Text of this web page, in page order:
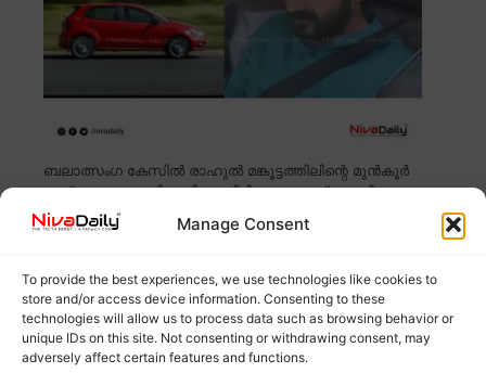
Manage Consent
To provide the best experiences, we use technologies like cookies to
store and/or access device information. Consenting to these
technologies will allow us to process data such as browsing behavior or
unique IDs on this site. Not consenting or withdrawing consent, may
adversely affect certain features and functions.
ബലാത്സംഗ കേസിൽ രാഹുൽ മങ്കൂട്ടത്തിലിന്റെ മുൻകൂർ
ജാമ്യാപേക്ഷ പരിഗണിക്കാനിരിക്കെ, കേസ് അടച്ചിട്ട
കോടതിRead more
കെൽട്രോണിൽ മാധ്യമ പഠനത്തിന്
അപേക്ഷിക്കാം; അവസാന തീയതി ഡിസംബർ
12